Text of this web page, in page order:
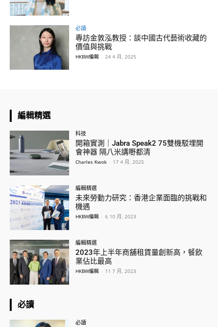
必讀
專訪金敦泓教授：談中國古代藝術收藏的
價值與挑戰
HKBW編輯 - 24 4 月, 2025
編輯精選
科技
開箱實測｜Jabra Speak2 75雙機駁埋開
會神器 隔八米講嘢都清
Charles Kwok - 17 4 月, 2025
編輯精選
未來勞動力研究：香港企業面臨的挑戰和
機遇
HKBW編輯 - 6 10 月, 2023
編輯精選
2023年上半年商舖租賃量創新高，餐飲
業佔比最高
HKBW編輯 - 11 7 月, 2023
必讀
必讀